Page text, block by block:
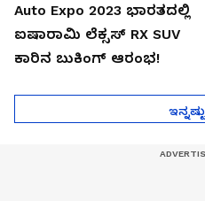
Auto Expo 2023 ಭಾರತದಲ್ಲಿ
ಐಷಾರಾಮಿ ಲೆಕ್ಸಸ್ RX SUV
ಕಾರಿನ ಬುಕಿಂಗ್ ಆರಂಭ!